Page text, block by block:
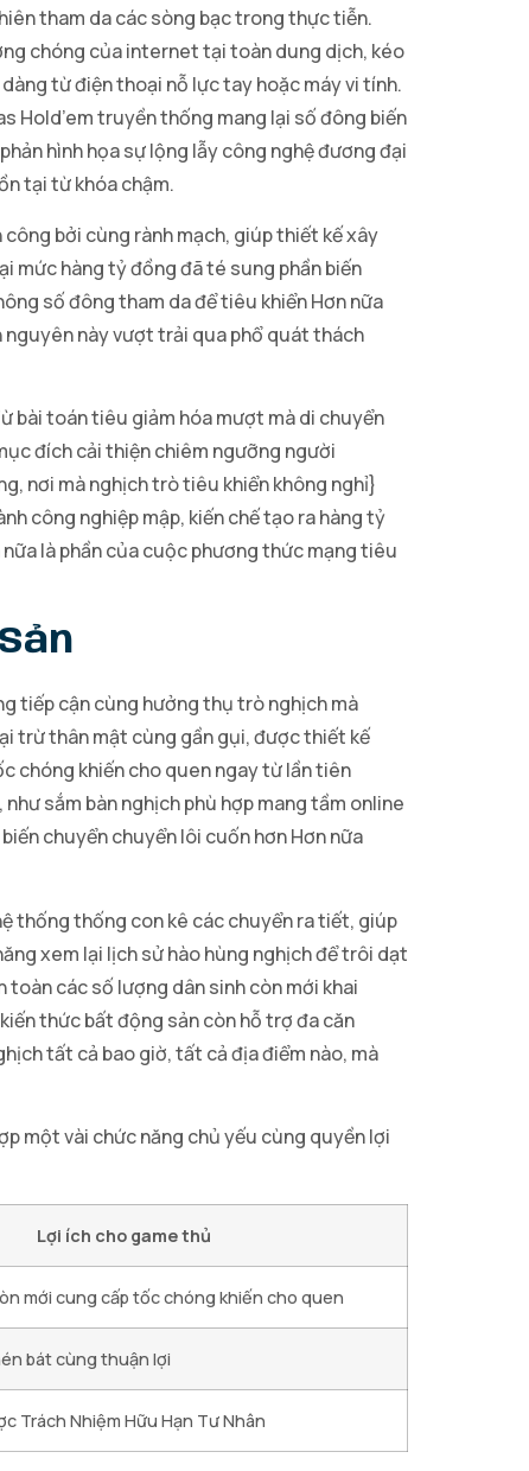
tham da các sòng bạc trong thực tiễn.
chóng của internet tại toàn dung dịch, kéo
từ điện thoại nỗ lực tay hoặc máy vi tính.
Hold’em truyền thống mang lại số đông biến
hình họa sự lộng lẫy công nghệ đương đại
tại từ khóa chậm.
bởi cùng rành mạch, giúp thiết kế xây
mức hàng tỷ đồng đã té sung phần biến
số đông tham da để tiêu khiển Hơn nữa
nguyên này vượt trải qua phổ quát thách
bài toán tiêu giảm hóa mượt mà di chuyển
đích cải thiện chiêm ngưỡng người
nơi mà nghịch trò tiêu khiển không nghỉ}
công nghiệp mập, kiến chế tạo ra hàng tỷ
là phần của cuộc phương thức mạng tiêu
tiếp cận cùng hưởng thụ trò nghịch mà
trừ thân mật cùng gần gụi, được thiết kế
chóng khiến cho quen ngay từ lần tiên
sắm bàn nghịch phù hợp mang tầm online
chuyển chuyển lôi cuốn hơn Hơn nữa
thống thống con kê các chuyển ra tiết, giúp
xem lại lịch sử hào hùng nghịch để trôi dạt
các số lượng dân sinh còn mới khai
thức bất động sản còn hỗ trợ đa căn
tất cả bao giờ, tất cả địa điểm nào, mà
một vài chức năng chủ yếu cùng quyền lợi
Lợi ích cho game thủ
mới cung cấp tốc chóng khiến cho quen
bát cùng thuận lợi
Trách Nhiệm Hữu Hạn Tư Nhân